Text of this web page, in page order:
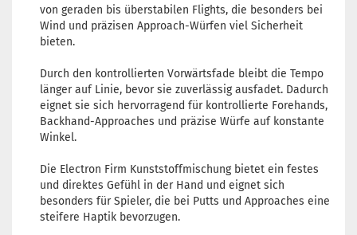
von geraden bis überstabilen Flights, die besonders bei
Wind und präzisen Approach-Würfen viel Sicherheit
bieten.
Durch den kontrollierten Vorwärtsfade bleibt die Tempo
länger auf Linie, bevor sie zuverlässig ausfadet. Dadurch
eignet sie sich hervorragend für kontrollierte Forehands,
Backhand-Approaches und präzise Würfe auf konstante
Winkel.
Die Electron Firm Kunststoffmischung bietet ein festes
und direktes Gefühl in der Hand und eignet sich
besonders für Spieler, die bei Putts und Approaches eine
steifere Haptik bevorzugen.